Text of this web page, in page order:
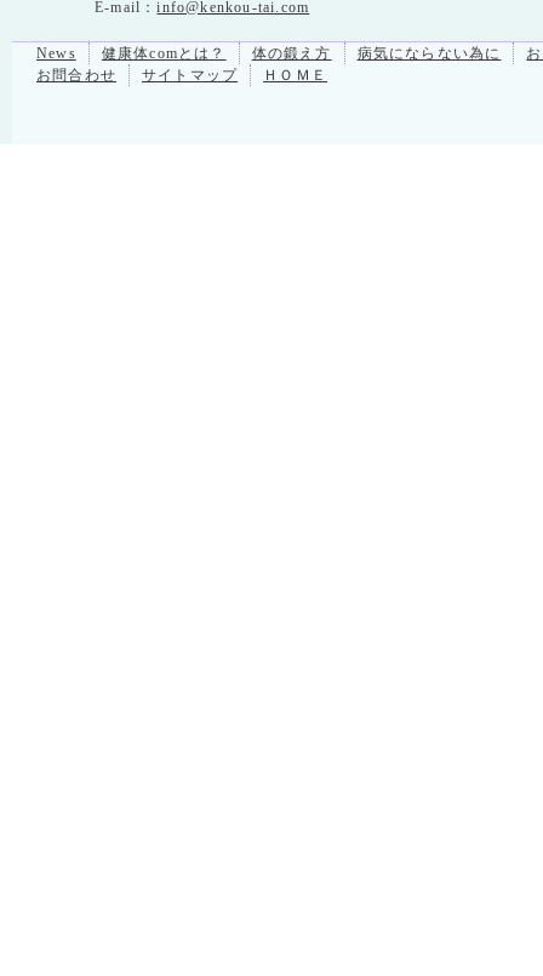
E-mail：info@kenkou-tai.com
News 健康体comとは？ 体の鍛え方 病気にならない為に
お問合わせ
サイトマップ ＨＯＭＥ